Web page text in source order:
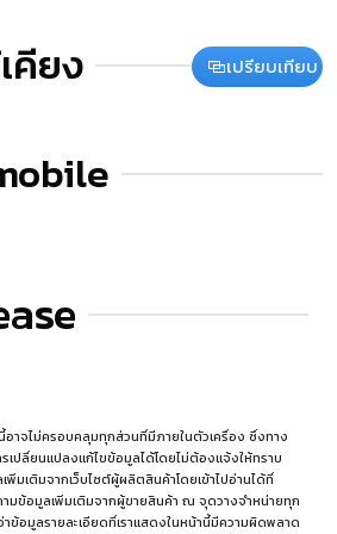
คียง เปรียบเทียบ
าจไม่ครอบคลุมทุกส่วนที่มีภายในตัวเครื่อง ซึ่งทาง
เปลี่ยนแปลงแก้ไขข้อมูลได้โดยไม่ต้องแจ้งให้ทราบ
มเติมจากเว็บไซต์ผู้ผลิตสินค้าโดยเข้าไปอ่านได้ที่
ามข้อมูลเพิ่มเติมจากผู้ขายสินค้า ณ จุดวางจำหน่ายทุก
ข้อมูลรายละเอียดที่เราแสดงในหน้านี้มีความผิดพลาด